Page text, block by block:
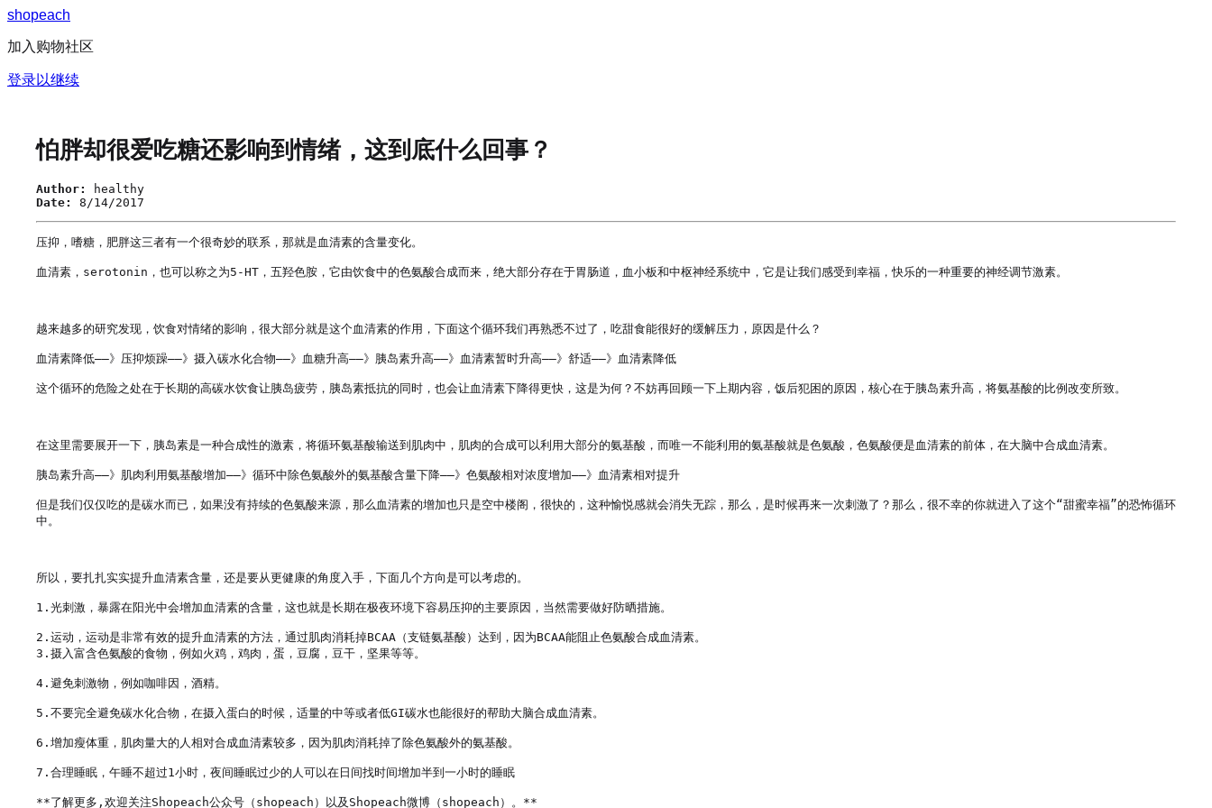
shopeach
加入购物社区
登录以继续
怕胖却很爱吃糖还影响到情绪，这到底什么回事？
Author:
healthy
Date:
8/14/2017
压抑，嗜糖，肥胖这三者有一个很奇妙的联系，那就是血清素的含量变化。
血清素，serotonin，也可以称之为5-HT，五羟色胺，它由饮食中的色氨酸合成而来，绝大部分存在于胃肠道，血小板和中枢神经系统中，它是让我们感受到幸福，快乐的一种重要的神经调节激素。
越来越多的研究发现，饮食对情绪的影响，很大部分就是这个血清素的作用，下面这个循环我们再熟悉不过了，吃甜食能很好的缓解压力，原因是什么？
血清素降低——》压抑烦躁——》摄入碳水化合物——》血糖升高——》胰岛素升高——》血清素暂时升高——》舒适——》血清素降低
这个循环的危险之处在于长期的高碳水饮食让胰岛疲劳，胰岛素抵抗的同时，也会让血清素下降得更快，这是为何？不妨再回顾一下上期内容，饭后犯困的原因，核心在于胰岛素升高，将氨基酸的比例改变所致。
在这里需要展开一下，胰岛素是一种合成性的激素，将循环氨基酸输送到肌肉中，肌肉的合成可以利用大部分的氨基酸，而唯一不能利用的氨基酸就是色氨酸，色氨酸便是血清素的前体，在大脑中合成血清素。
胰岛素升高——》肌肉利用氨基酸增加——》循环中除色氨酸外的氨基酸含量下降——》色氨酸相对浓度增加——》血清素相对提升
但是我们仅仅吃的是碳水而已，如果没有持续的色氨酸来源，那么血清素的增加也只是空中楼阁，很快的，这种愉悦感就会消失无踪，那么，是时候再来一次刺激了？那么，很不幸的你就进入了这个“甜蜜幸福”的恐怖循环
中。
所以，要扎扎实实提升血清素含量，还是要从更健康的角度入手，下面几个方向是可以考虑的。
1.光刺激，暴露在阳光中会增加血清素的含量，这也就是长期在极夜环境下容易压抑的主要原因，当然需要做好防晒措施。
2.运动，运动是非常有效的提升血清素的方法，通过肌肉消耗掉BCAA（支链氨基酸）达到，因为BCAA能阻止色氨酸合成血清素。
3.摄入富含色氨酸的食物，例如火鸡，鸡肉，蛋，豆腐，豆干，坚果等等。
4.避免刺激物，例如咖啡因，酒精。
5.不要完全避免碳水化合物，在摄入蛋白的时候，适量的中等或者低GI碳水也能很好的帮助大脑合成血清素。
6.增加瘦体重，肌肉量大的人相对合成血清素较多，因为肌肉消耗掉了除色氨酸外的氨基酸。
7.合理睡眠，午睡不超过1小时，夜间睡眠过少的人可以在日间找时间增加半到一小时的睡眠
**了解更多,欢迎关注Shopeach公众号（shopeach）以及Shopeach微博（shopeach）。**